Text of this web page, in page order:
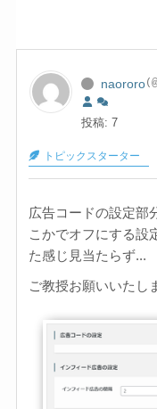
naororo
投稿: 7
トピックスターター
広告コードの設定部
こかでオフにする設
た感じ見当たらず...
ご教授お願いいたし